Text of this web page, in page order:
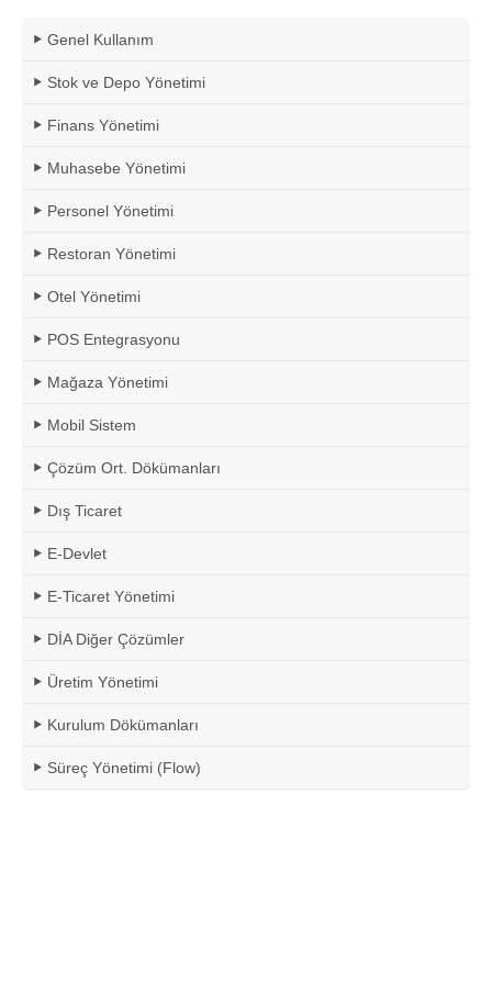
Genel Kullanım
Stok ve Depo Yönetimi
Finans Yönetimi
Muhasebe Yönetimi
Personel Yönetimi
Restoran Yönetimi
Otel Yönetimi
POS Entegrasyonu
Mağaza Yönetimi
Mobil Sistem
Çözüm Ort. Dökümanları
Dış Ticaret
E-Devlet
E-Ticaret Yönetimi
DİA Diğer Çözümler
Üretim Yönetimi
Kurulum Dökümanları
Süreç Yönetimi (Flow)